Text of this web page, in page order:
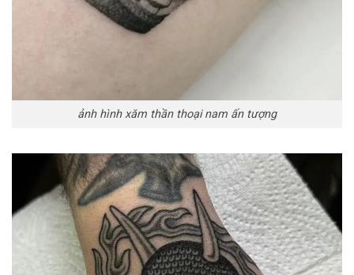
ảnh hình xăm thần thoại nam ấn tượng